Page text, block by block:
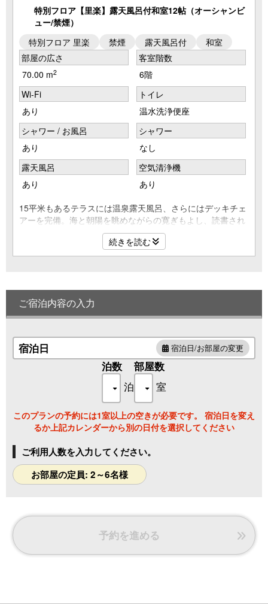
特別フロア【里楽】露天風呂付和室12帖（オーシャンビ
ュー/禁煙）
特別フロア 里楽
禁煙 露天風呂付
和室
部屋の広さ
70.00 m2
客室階数
6階
Wi-Fi
あり
トイレ
温水洗浄便座
シャワー / お風呂
あり
シャワー
なし
露天風呂
あり
空気清浄機
あり
15平米もあるテラスには温泉露天風呂、さらにはデッキチェ
アーを完備。海と朝陽を眺めながらの寛ぎもよし、読書され
るのもよしと時を忘れることの出来る空間です。
※露天風呂は洲本温泉を使用しています
■最上階のオーシャンビュー
■禁煙室
■定員6名様
■コーヒーメーカー・紅茶
◯レイトチェックアウト11：00
◯里楽ラウンジ・レディースラウンジを利用可能
◯プライベートスパ「なごみ湯」10％オフ
■アメニティ・備品等■
液晶TV・電気ケトル・加湿空気清浄機・金庫・洗浄機能付ト
イレほか
タオル・バスタオル・浴衣・歯ブラシ・ブラシ・シャンプ
ー・ボディソープ・女性用アメニティ（ヘアバンド・フェイ
スパック）・男性用アメニティ（髭剃り）など
続きを読む
ご宿泊内容の入力
宿泊日 宿泊日/お部屋の変更
泊数
泊
部屋数
室
このプランの予約には1室以上の空きが必要です。 宿泊日を変え
るか上記カレンダーから別の日付を選択してください
ご利用人数を入力してください。
お部屋の定員: 2～6名様
予約を進める